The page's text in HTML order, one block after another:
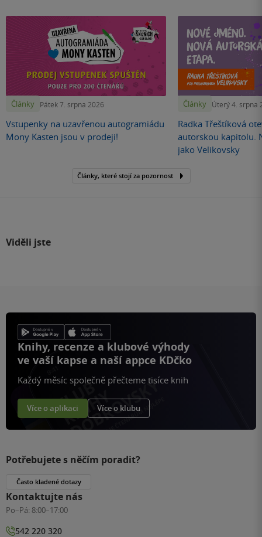
Články Pátek 7. srpna 2026
Vstupenky na uzavřenou autogramiádu
Mony Kasten jsou v prodeji!
Články Úterý 4. srpna
Radka Třeštíková
autorskou kapitolu.
jako Velikovsky
Články, které stojí za pozornost
Viděli jste
Knihy, recenze a klubové výhody
ve vaší kapse a naší appce KDčko
Každý měsíc společně přečteme tisíce knih
Více o aplikaci Více o klubu
Potřebujete s něčím poradit?
Často kladené dotazy
Kontaktujte nás
Po–Pá: 8:00–17:00
542 220 320